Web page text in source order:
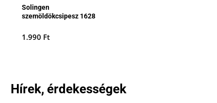
Solingen
szemöldökcsipesz 1628
1.990 Ft
Hírek, érdekességek